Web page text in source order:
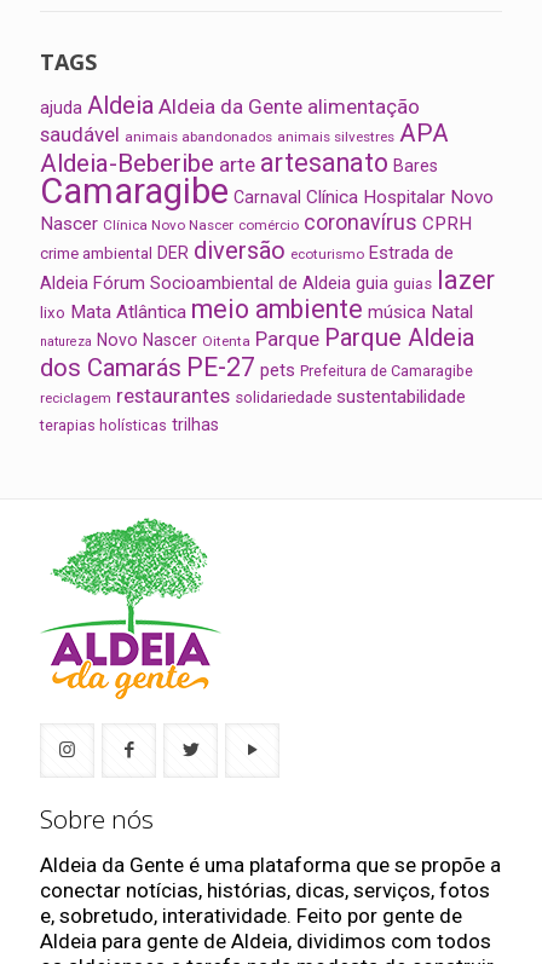
TAGS
ajuda Aldeia Aldeia da Gente alimentação
saudável animais abandonados animais silvestres APA
Aldeia-Beberibe arte artesanato Bares
Camaragibe Carnaval Clínica Hospitalar Novo
Nascer Clínica Novo Nascer comércio coronavírus CPRH
crime ambiental DER diversão ecoturismo Estrada de
Aldeia Fórum Socioambiental de Aldeia guia guias lazer
lixo Mata Atlântica meio ambiente música Natal
natureza Novo Nascer Oitenta Parque Parque Aldeia
dos Camarás PE-27 pets Prefeitura de Camaragibe
reciclagem restaurantes solidariedade sustentabilidade
terapias holísticas trilhas
Sobre nós
Aldeia da Gente é uma plataforma que se propõe a
conectar notícias, histórias, dicas, serviços, fotos
e, sobretudo, interatividade. Feito por gente de
Aldeia para gente de Aldeia, dividimos com todos